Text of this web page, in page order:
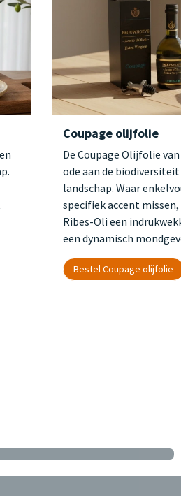
Coupage olijfolie
De Coupage Olijfolie
ode aan de
landschap. Waar
specifiek accent
Ribes-Oli een
een dynamisch
Bestel Coupage olijfolie